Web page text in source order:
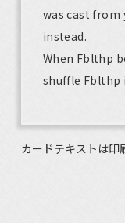
was cast from
instead.
When Fblthp
shuffle Fblthp
カードテキストは印